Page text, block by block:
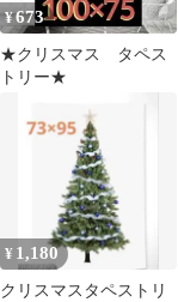
¥673
★クリスマス タペス
トリー★
¥ 1,180
クリスマスタペストリ